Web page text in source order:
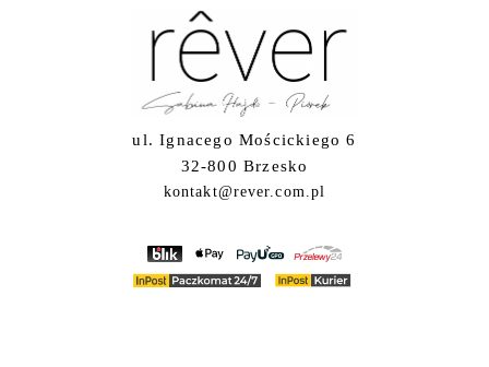
ul. Ignacego Mościckiego 6
32-800 Brzesko
kontakt@rever.com.pl